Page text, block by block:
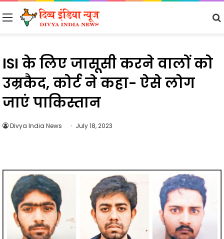
Menu
ISI के लिए जासूसी करने वालों को
उम्रकैद, कोर्ट ने कहा- ऐसे लोग
जाएं पाकिस्तान
Divya India News July 18, 2023